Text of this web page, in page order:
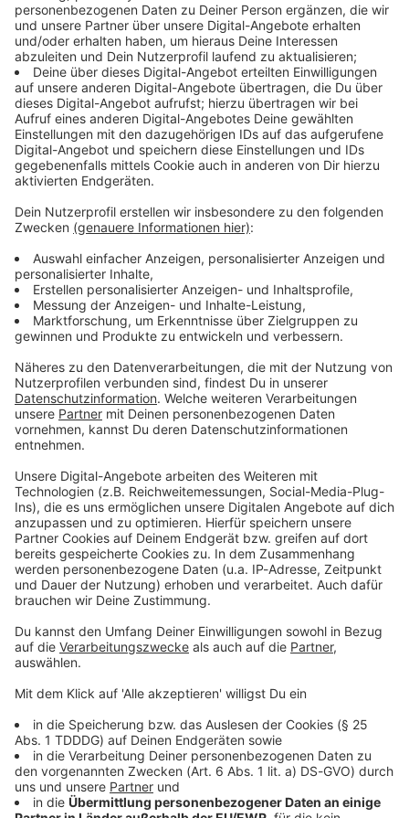
Immer auf dem Laufenden
Verpass' nichts mehr - mit unserem kostenlosen
ANTENNE BAYERN Newsletter. Ob Nachrichten,
Lifestyle oder unsere neuesten Aktionen - wir
informieren dich.
Zum Newsletter anmelden
Du möchtest uns etwas sagen?
Studio Hotline
Kontaktformular
© dpa-infocom, dpa:260129-930-615765/1
DAS KÖNNTE DICH AUCH INTERESSIEREN
Bayern